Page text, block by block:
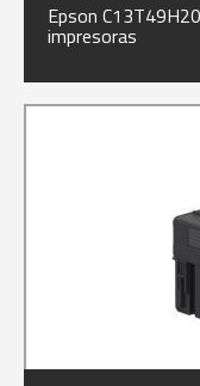
Epson
impresoras